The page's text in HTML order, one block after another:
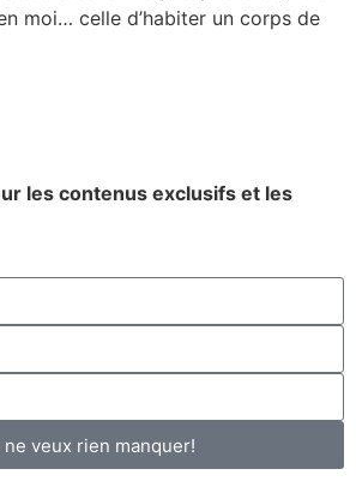
moi… celle d’habiter un corps de
les contenus exclusifs et les
ne veux rien manquer!